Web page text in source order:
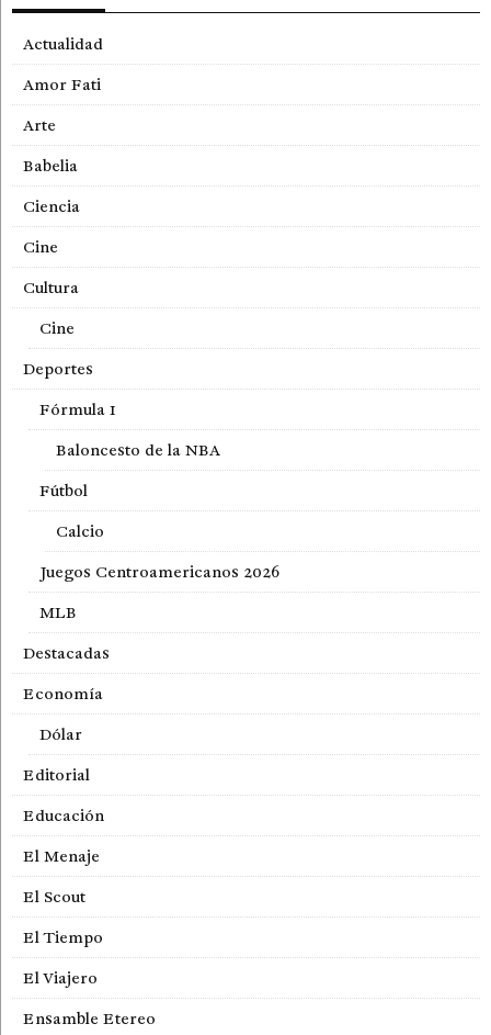
Actualidad
Amor Fati
Arte
Babelia
Ciencia
Cine
Cultura
Cine
Deportes
Fórmula 1
Baloncesto de la NBA
Fútbol
Calcio
Juegos Centroamericanos 2026
MLB
Destacadas
Economía
Dólar
Editorial
Educación
El Menaje
El Scout
El Tiempo
El Viajero
Ensamble Etereo